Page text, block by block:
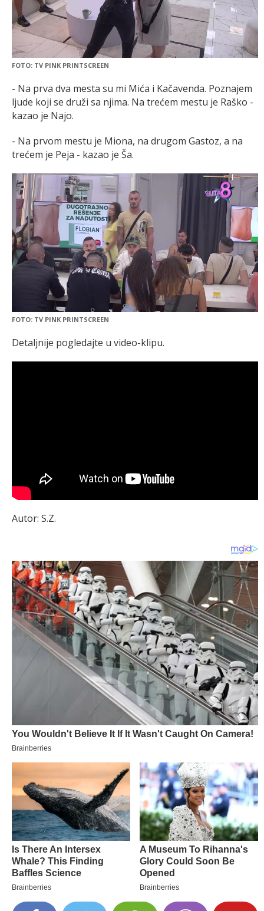
FOTO: TV PINK PRINTSCREEN
- Na prva dva mesta su mi Mića i Kačavenda. Poznajem
ljude koji se druži sa njima. Na trećem mestu je Raško -
kazao je Najo.
- Na prvom mestu je Miona, na drugom Gastoz, a na
trećem je Peja - kazao je Ša.
FOTO: TV PINK PRINTSCREEN
Detaljnije pogledajte u video-klipu.
Autor: S.Z.